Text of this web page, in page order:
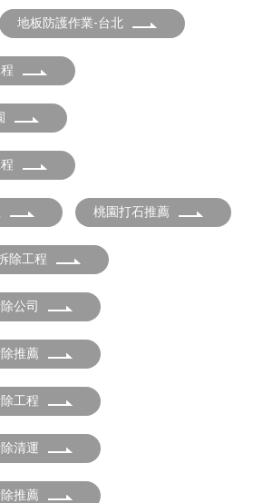
地板防護作業-台北
桃園打石推薦
除工程
公司
推薦
工程
清運
推薦